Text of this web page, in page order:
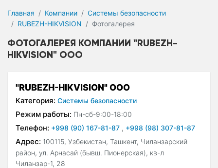
Главная Компании
Системы безопасности
RUBEZH-HIKVISION
Фотогалерея
ФОТОГАЛЕРЕЯ КОМПАНИИ "RUBEZH-
HIKVISION" ООО
"RUBEZH-HIKVISION" ООО
Категория: Системы безопасности
Режим работы: Пн-сб-9:00-18:00
Телефон: +998 (90) 167-81-87 , +998 (98) 307-81-87
Адрес: 100115, Узбекистан, Ташкент, Чиланзарский
район, ул. Арнасай (бывш. Пионерская), кв-л
Чиланзар-1, 28